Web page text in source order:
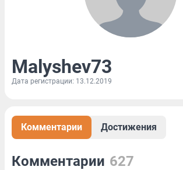
Malyshev73
Дата регистрации: 13.12.2019
Комментарии Достижения
Комментарии 627